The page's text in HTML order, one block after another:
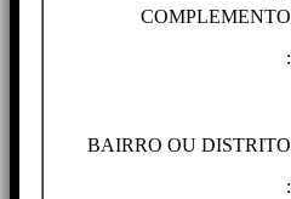
COMPLEMENTO
:
BAIRRO OU DISTRITO
: